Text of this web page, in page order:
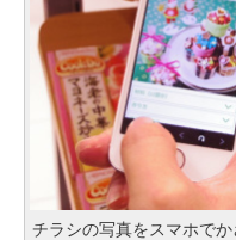
チラシの写真をスマホで